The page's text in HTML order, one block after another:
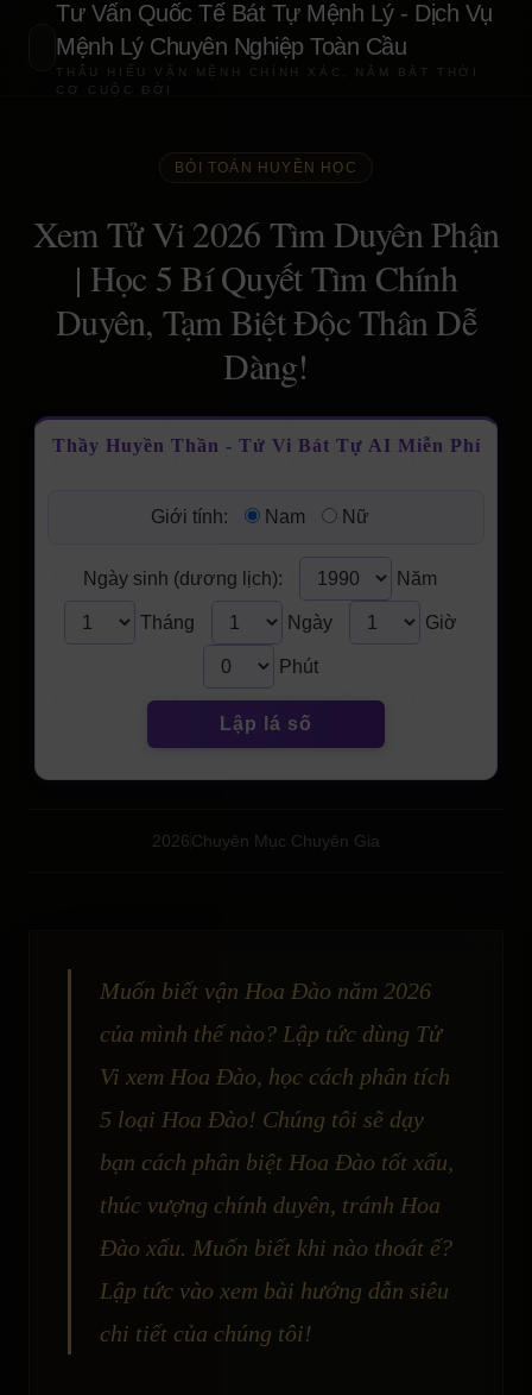
Tư Vấn Quốc Tế Bát Tự Mệnh Lý - Dịch Vụ
Mệnh Lý Chuyên Nghiệp Toàn Cầu
THẤU HIỂU VẬN MỆNH CHÍNH XÁC, NẮM BẮT THỜI
CƠ CUỘC ĐỜI
BÓI TOÁN HUYỀN HỌC
Xem Tử Vi 2026 Tìm Duyên Phận
| Học 5 Bí Quyết Tìm Chính
Duyên, Tạm Biệt Độc Thân Dễ
Dàng!
Thầy Huyền Thần - Tử Vi Bát Tự AI Miễn Phí
Giới tính: Nam Nữ
Ngày sinh (dương lịch): Năm
Tháng Ngày Giờ
Phút
Lập lá số
2026Chuyên Mục Chuyên Gia
Muốn biết vận Hoa Đào năm 2026
của mình thế nào? Lập tức dùng Tử
Vi xem Hoa Đào, học cách phân tích
5 loại Hoa Đào! Chúng tôi sẽ dạy
bạn cách phân biệt Hoa Đào tốt xấu,
thúc vượng chính duyên, tránh Hoa
Đào xấu. Muốn biết khi nào thoát ế?
Lập tức vào xem bài hướng dẫn siêu
chi tiết của chúng tôi!